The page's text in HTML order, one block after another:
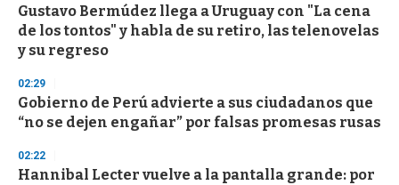
Gustavo Bermúdez llega a Uruguay con "La cena
de los tontos" y habla de su retiro, las telenovelas
y su regreso
02:29
Gobierno de Perú advierte a sus ciudadanos que
“no se dejen engañar” por falsas promesas rusas
02:22
Hannibal Lecter vuelve a la pantalla grande: por